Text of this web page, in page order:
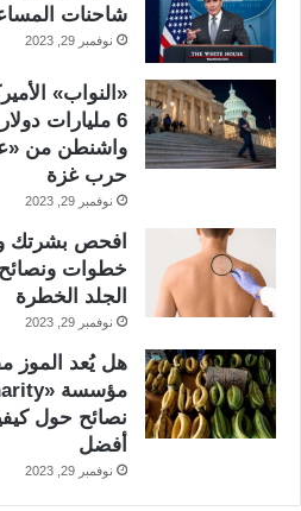
شاحنات
نوفمبر 29, 2023
«النواب»
6 مليارات
واشنطن من
حرب غزة
نوفمبر 29, 2023
افحص بشرتك
خطوات
الجلد الخطرة
نوفمبر 29, 2023
هل يُعد الموز
نصائح حول
أفضل
نوفمبر 29, 2023